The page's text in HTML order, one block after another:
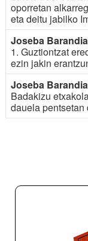
oporretan
eta deitu jabilko
Joseba
1. Guztiontzat
ezin jakin
Joseba
Badakizu
dauela pentsetan